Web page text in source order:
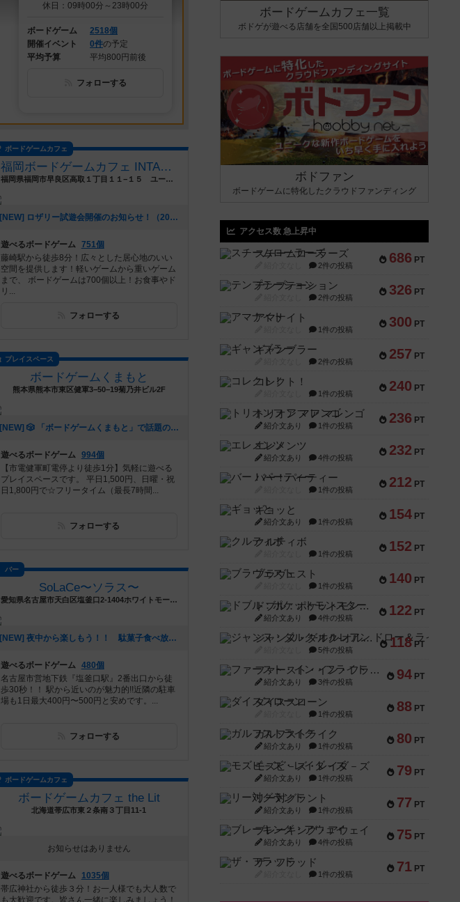
休日：09時00分～23時00分
ボードゲーム
2518個
開催イベント
0件の予定
平均予算
平均800円前後
フォローする
ボードゲームカフェ
福岡ボードゲームカフェ INTALES Cafe
福岡県福岡市早良区高取１丁目１１−１５ ユーテラス高取
[NEW] ロザリー試遊会開催のお知らせ！（2026年06月23日 05時02分）
遊べるボードゲーム 751個
藤崎駅から徒歩8分！広々とした居心地のいい
空間を提供します！軽いゲームから重いゲーム
まで、 ボードゲームは700個以上！お食事やド
リ...
フォローする
プレイスペース
ボードゲームくまもと
熊本県熊本市東区健軍3−50−19菊乃井ビル2F
[NEW] 🎲 「ボードゲームくまもと」で話題のゲームにチャレンジ！ 🚀✨（2024年12月16日 12時53分）
遊べるボードゲーム 994個
【市電健軍町電停より徒歩1分】気軽に遊べる
プレイスペースです。 平日1,500円、日曜・祝
日1,800円で☆フリータイム（最長7時間...
フォローする
バー
SoLaCe〜ソラス〜
愛知県名古屋市天白区塩釜口2-1404ホワイトモール3F
[NEW] 夜中から楽しもう！！ 駄菓子食べ放題オールナイトボドゲ会（2024年08月21日 23時59分）
遊べるボードゲーム 480個
名古屋市営地下鉄『塩釜口駅』2番出口から徒
歩30秒！！ 駅から近いのが魅力的!!近隣の駐車
場も1日最大400円〜500円と安めです。...
フォローする
ボードゲームカフェ
ボードゲームカフェ the Lit
北海道帯広市東２条南３丁目11-1
お知らせはありません
遊べるボードゲーム
1035個
帯広神社から徒歩３分！お一人様でも大人数で
も大歓迎です。皆さん一緒に楽しみましょう！
ボードゲームカフェ一覧
ボドゲが遊べる店舗を全国500店舗以上掲載中
ボドファン
ボードゲームに特化したクラウドファンディング
アクセス数 急上昇中
686 PT
スチームローラーズ
2件の投稿
326 PT
テンプテーション
2件の投稿
300 PT
アマナイト
1件の投稿
257 PT
ギャンブラー
2件の投稿
240 PT
コレクト！
1件の投稿
236 PT
トリオンフ ア マレンゴ
紹介文あり 1件の投稿
232 PT
エレメンツ
紹介文あり 4件の投稿
212 PT
バー！パーティー
1件の投稿
154 PT
ギョッと
紹介文あり 1件の投稿
152 PT
クルティボ
1件の投稿
140 PT
ブラヴェスト
1件の投稿
122 PT
ドブル：ポケットモンスター
紹介文あり 4件の投稿
118 PT
ジャンヌ・ダルク-オルレアン ドロー＆ライト
5件の投稿
94 PT
ファースト・イン・フライト
紹介文あり 3件の投稿
88 PT
ダイススローン
1件の投稿
80 PT
ガルフストライク
紹介文あり 1件の投稿
79 PT
モズビ－ズ・レイダ－ズ
紹介文あり 1件の投稿
77 PT
リー対グラント
紹介文あり 1件の投稿
75 PT
ブレーキング・アウェイ
紹介文あり 4件の投稿
71 PT
ザ・フラッド
1件の投稿